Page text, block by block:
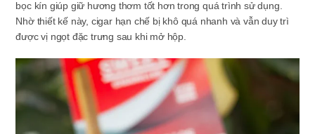
bọc kín giúp giữ hương thơm tốt hơn trong quá trình sử dụng.
Nhờ thiết kế này, cigar hạn chế bị khô quá nhanh và vẫn duy trì
được vị ngọt đặc trưng sau khi mở hộp.